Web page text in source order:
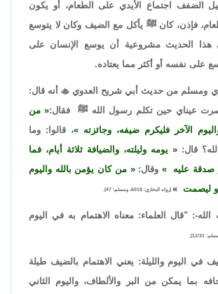
الضفف اجتماع الأيدي على الطعام، أو يكون
فإذن، كان ﷺ يأكل مع الضيف وكان لا يتوسع
هذا الحديث مشروعية أن يوسع الإنسان على
على نفسه أو أكثر مما يعتاده.
ومسلم من حديث أبي شريح العدويأنه قال:
عيناي حين تكلم رسول الله ﷺ فقال:
من
الآخر فليكرم ضيفه، وجائزته
، قالوا: وما
قال:
يومه وليلته، والضيافة ثلاثة أيام، فما
صدقة عليه
وقال:
من كان يؤمن بالله واليوم
أو ليصمت
[رواه البخاري: 6018، ومسلم: 47].
: "قال العلماء: معناه الاهتمام به في اليوم
31].
في اليوم والليلة: يعني الاهتمام بالضيف طيلة
بما يمكن من البر والألطاف، واليوم الثاني